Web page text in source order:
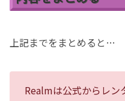
上記までをまとめると…
Realmは公式からレン